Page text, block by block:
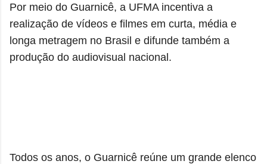
Por meio do Guarnicê, a UFMA incentiva a
realização de vídeos e filmes em curta, média e
longa metragem no Brasil e difunde também a
produção do audiovisual nacional.
Todos os anos, o Guarnicê reúne um grande elenco